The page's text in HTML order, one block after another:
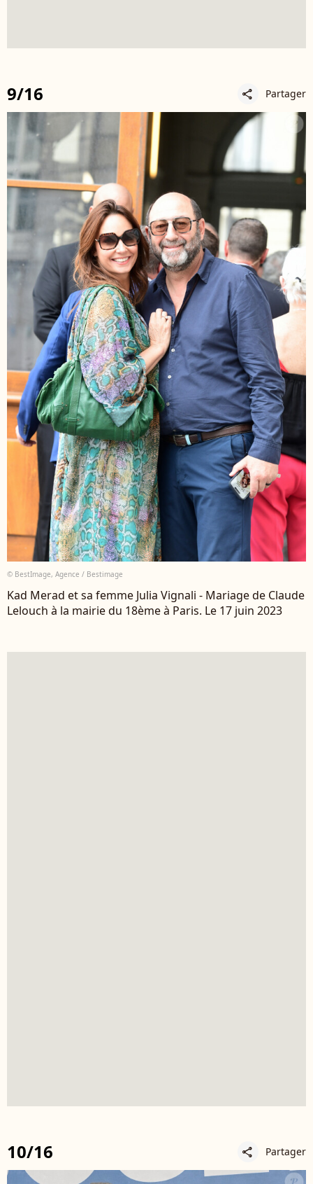
9/16 share Partager
© BestImage, Agence / Bestimage
Kad Merad et sa femme Julia Vignali - Mariage de Claude
Lelouch à la mairie du 18ème à Paris. Le 17 juin 2023
10/16 share Partager